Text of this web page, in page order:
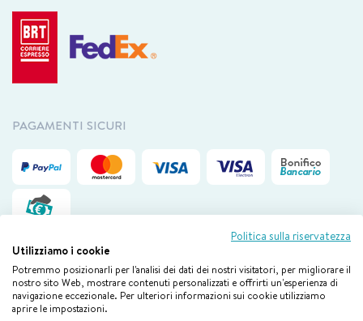
PAGAMENTI SICURI
Il nostro servizio clienti è disponibile via mail da lunedì a venerdìdalle
09.00 alle 18.00
Politica sulla riservatezza
Utilizziamo i cookie
Potremmo posizionarli per l'analisi dei dati dei nostri visitatori, per migliorare il
nostro sito Web, mostrare contenuti personalizzati e offrirti un'esperienza di
navigazione eccezionale. Per ulteriori informazioni sui cookie utilizziamo
aprire le impostazioni.